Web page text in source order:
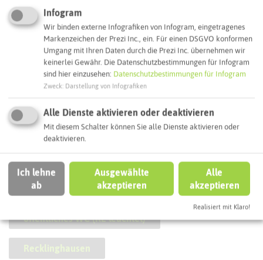
SCHLAGWORTE
So ordnen wir diese Attraktion ein
öffentliches WC (RE leuchtet)
Recklinghausen
Infogram
Wir binden externe Infografiken von Infogram, eingetragenes
Markenzeichen der Prezi Inc., ein. Für einen DSGVO konformen
Umgang mit Ihren Daten durch die Prezi Inc. übernehmen wir
keinerlei Gewähr. Die Datenschutzbestimmungen für Infogram
sind hier einzusehen: Datenschutzbestimmungen für Infogram
Zweck Darstellung von Infografiken
Alle Dienste aktivieren oder deaktivieren
Mit diesem Schalter können Sie alle Dienste aktivieren oder
deaktivieren.
Ich lehne
ab
Ausgewählte
akzeptieren
Alle
akzeptieren
Realisiert mit Klaro!